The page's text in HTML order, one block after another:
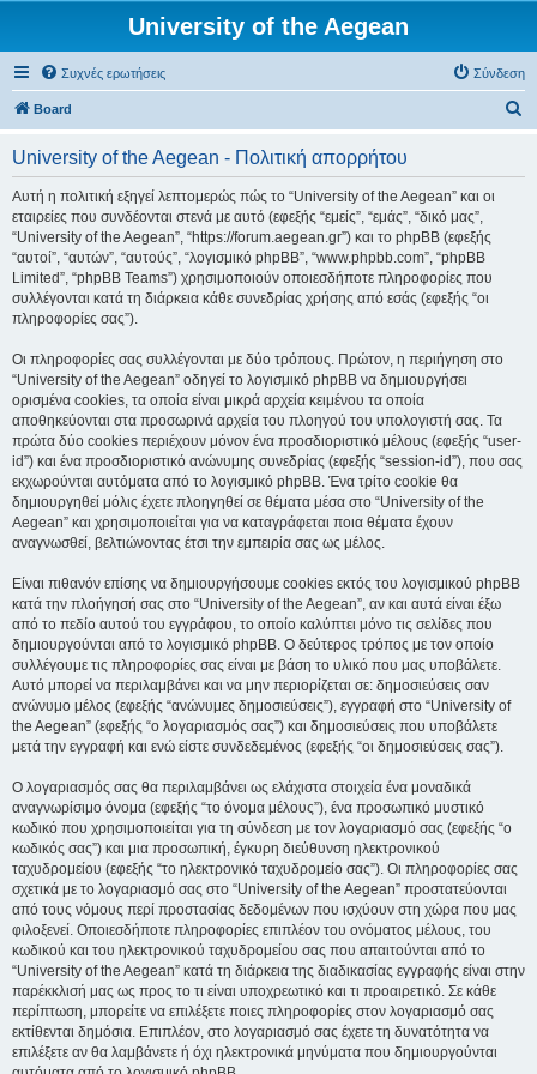
University of the Aegean
Συχνές ερωτήσεις Σύνδεση
Board
University of the Aegean - Πολιτική απορρήτου
Αυτή η πολιτική εξηγεί λεπτομερώς πώς το “University of the Aegean” και οι
εταιρείες που συνδέονται στενά με αυτό (εφεξής “εμείς”, “εμάς”, “δικό μας”,
“University of the Aegean”, “https://forum.aegean.gr”) και το phpBB (εφεξής
“αυτοί”, “αυτών”, “αυτούς”, “λογισμικό phpBB”, “www.phpbb.com”, “phpBB
Limited”, “phpBB Teams”) χρησιμοποιούν οποιεσδήποτε πληροφορίες που
συλλέγονται κατά τη διάρκεια κάθε συνεδρίας χρήσης από εσάς (εφεξής “οι
πληροφορίες σας”).
Οι πληροφορίες σας συλλέγονται με δύο τρόπους. Πρώτον, η περιήγηση στο
“University of the Aegean” οδηγεί το λογισμικό phpBB να δημιουργήσει
ορισμένα cookies, τα οποία είναι μικρά αρχεία κειμένου τα οποία
αποθηκεύονται στα προσωρινά αρχεία του πλοηγού του υπολογιστή σας. Τα
πρώτα δύο cookies περιέχουν μόνον ένα προσδιοριστικό μέλους (εφεξής “user-
id”) και ένα προσδιοριστικό ανώνυμης συνεδρίας (εφεξής “session-id”), που σας
εκχωρούνται αυτόματα από το λογισμικό phpBB. Ένα τρίτο cookie θα
δημιουργηθεί μόλις έχετε πλοηγηθεί σε θέματα μέσα στο “University of the
Aegean” και χρησιμοποιείται για να καταγράφεται ποια θέματα έχουν
αναγνωσθεί, βελτιώνοντας έτσι την εμπειρία σας ως μέλος.
Είναι πιθανόν επίσης να δημιουργήσουμε cookies εκτός του λογισμικού phpBB
κατά την πλοήγησή σας στο “University of the Aegean”, αν και αυτά είναι έξω
από το πεδίο αυτού του εγγράφου, το οποίο καλύπτει μόνο τις σελίδες που
δημιουργούνται από το λογισμικό phpBB. Ο δεύτερος τρόπος με τον οποίο
συλλέγουμε τις πληροφορίες σας είναι με βάση το υλικό που μας υποβάλετε.
Αυτό μπορεί να περιλαμβάνει και να μην περιορίζεται σε: δημοσιεύσεις σαν
ανώνυμο μέλος (εφεξής “ανώνυμες δημοσιεύσεις”), εγγραφή στο “University of
the Aegean” (εφεξής “ο λογαριασμός σας”) και δημοσιεύσεις που υποβάλετε
μετά την εγγραφή και ενώ είστε συνδεδεμένος (εφεξής “οι δημοσιεύσεις σας”).
Ο λογαριασμός σας θα περιλαμβάνει ως ελάχιστα στοιχεία ένα μοναδικά
αναγνωρίσιμο όνομα (εφεξής “το όνομα μέλους”), ένα προσωπικό μυστικό
κωδικό που χρησιμοποιείται για τη σύνδεση με τον λογαριασμό σας (εφεξής “ο
κωδικός σας”) και μια προσωπική, έγκυρη διεύθυνση ηλεκτρονικού
ταχυδρομείου (εφεξής “το ηλεκτρονικό ταχυδρομείο σας”). Οι πληροφορίες σας
σχετικά με το λογαριασμό σας στο “University of the Aegean” προστατεύονται
από τους νόμους περί προστασίας δεδομένων που ισχύουν στη χώρα που μας
φιλοξενεί. Οποιεσδήποτε πληροφορίες επιπλέον του ονόματος μέλους, του
κωδικού και του ηλεκτρονικού ταχυδρομείου σας που απαιτούνται από το
“University of the Aegean” κατά τη διάρκεια της διαδικασίας εγγραφής είναι στην
παρέκκλισή μας ως προς το τι είναι υποχρεωτικό και τι προαιρετικό. Σε κάθε
περίπτωση, μπορείτε να επιλέξετε ποιες πληροφορίες στον λογαριασμό σας
εκτίθενται δημόσια. Επιπλέον, στο λογαριασμό σας έχετε τη δυνατότητα να
επιλέξετε αν θα λαμβάνετε ή όχι ηλεκτρονικά μηνύματα που δημιουργούνται